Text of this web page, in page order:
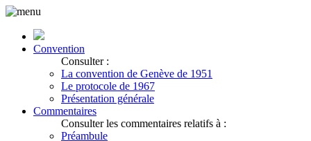
Convention
Consulter :
La convention de Genève de 1951
Le protocole de 1967
Présentation générale
Commentaires
Consulter les commentaires relatifs à :
Préambule